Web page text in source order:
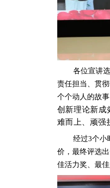
各位宣讲
责任担当、贯
个个动人的故
创新理论新成
难而上、顽强
经过3个小
价，最终评选
佳活力奖、最